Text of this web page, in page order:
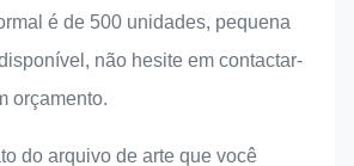
é de 500 unidades, pequena
não hesite em contactar-
orçamento.
do arquivo de arte que você